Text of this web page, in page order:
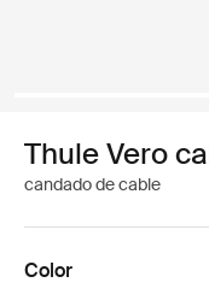
Thule Vero
candado de cable
Color